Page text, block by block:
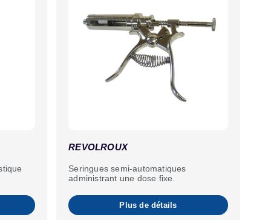
REVOLROUX
Seringues semi-automatiques
administrant une dose fixe.
Plus de détails